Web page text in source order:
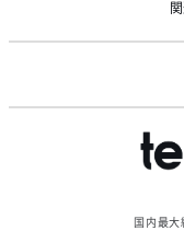
国内最大